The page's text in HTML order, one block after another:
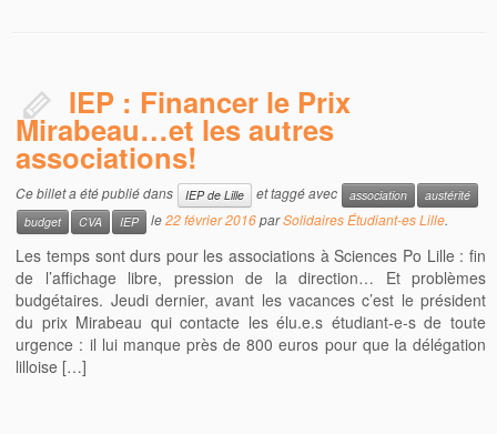
IEP : Financer le Prix
Mirabeau…et les autres
associations!
Ce billet a été publié dans IEP de Lille et taggé avec association
austérité
budget
CVA IEP le22 février 2016parSolidaires Étudiant-es Lille.
Les temps sont durs pour les associations à Sciences Po Lille : fin
de l’affichage libre, pression de la direction… Et problèmes
budgétaires. Jeudi dernier, avant les vacances c’est le président
du prix Mirabeau qui contacte les élu.e.s étudiant-e-s de toute
urgence : il lui manque près de 800 euros pour que la délégation
lilloise […]